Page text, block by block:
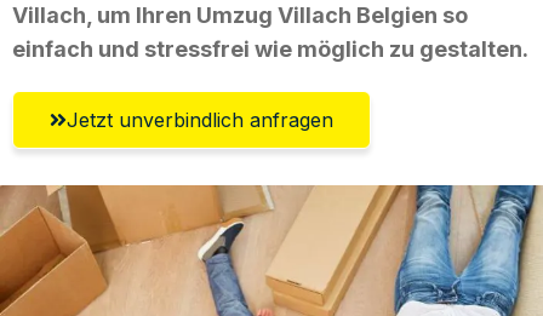
Villach, um Ihren Umzug Villach Belgien so
einfach und stressfrei wie möglich zu gestalten.
Jetzt unverbindlich anfragen